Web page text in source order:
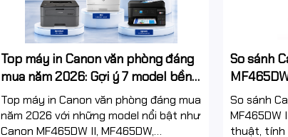
Top máy in Canon văn phòng đáng
mua năm 2026: Gợi ý 7 model bền
bỉ, tiết kiệm chi phí cho doanh
nghiệp
Top máy in Canon văn phòng đáng mua
năm 2026 với những model nổi bật như
Canon MF465DW II, MF465DW,
So sánh
chọn
So sánh
thuật, tính